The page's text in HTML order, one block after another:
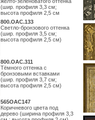
(шир. профиля 3,3 см;
высота профиля 2,5 см
800.ОАС.133
Светло-бронзового оттенка
(шир. профиля 3,5 см;
высота профиля 2,5 см)
800.ОАС.311
Тёмного оттенка с
бронзовыми вставками
(шир. профиля 3,7 см;
высота профиля 2,5 см)
565ОАС147
Коричневого цвета под
дерево (ширина профиля 3,3